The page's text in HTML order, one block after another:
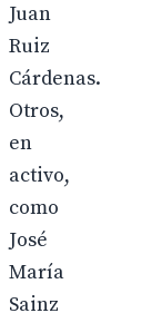
Juan
Ruiz
Cárdenas.
Otros,
en
activo,
como
José
María
Sainz